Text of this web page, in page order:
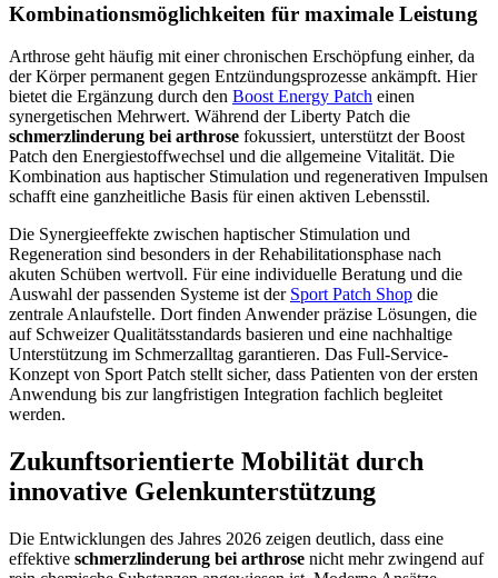
Kombinationsmöglichkeiten für maximale Leistung
Arthrose geht häufig mit einer chronischen Erschöpfung einher, da
der Körper permanent gegen Entzündungsprozesse ankämpft. Hier
bietet die Ergänzung durch den Boost Energy Patch einen
synergetischen Mehrwert. Während der Liberty Patch die
schmerzlinderung bei arthrose fokussiert, unterstützt der Boost
Patch den Energiestoffwechsel und die allgemeine Vitalität. Die
Kombination aus haptischer Stimulation und regenerativen Impulsen
schafft eine ganzheitliche Basis für einen aktiven Lebensstil.
Die Synergieeffekte zwischen haptischer Stimulation und
Regeneration sind besonders in der Rehabilitationsphase nach
akuten Schüben wertvoll. Für eine individuelle Beratung und die
Auswahl der passenden Systeme ist der Sport Patch Shop die
zentrale Anlaufstelle. Dort finden Anwender präzise Lösungen, die
auf Schweizer Qualitätsstandards basieren und eine nachhaltige
Unterstützung im Schmerzalltag garantieren. Das Full-Service-
Konzept von Sport Patch stellt sicher, dass Patienten von der ersten
Anwendung bis zur langfristigen Integration fachlich begleitet
werden.
Zukunftsorientierte Mobilität durch
innovative Gelenkunterstützung
Die Entwicklungen des Jahres 2026 zeigen deutlich, dass eine
effektive schmerzlinderung bei arthrose nicht mehr zwingend auf